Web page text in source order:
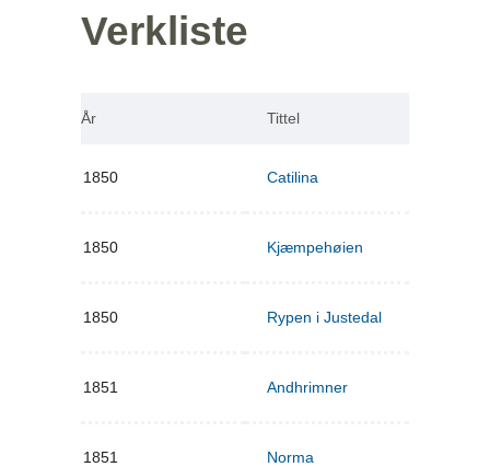
Verkliste
År Tittel
1850 Catilina
1850 Kjæmpehøien
1850 Rypen i Justedal
1851 Andhrimner
1851 Norma